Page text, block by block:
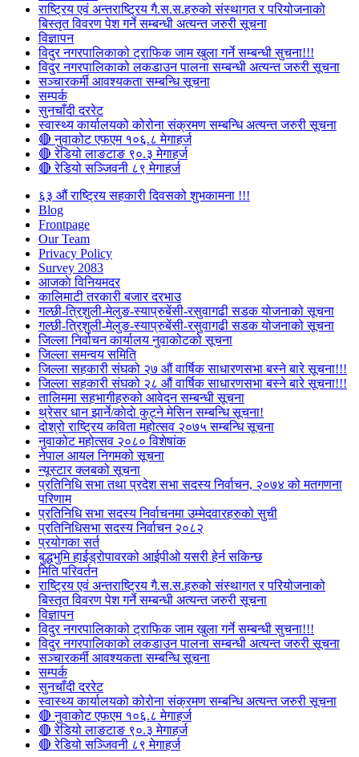
राष्ट्रिय एवं अन्तराष्ट्रिय गै.स.स.हरुको संस्थागत र परियोजनाको
बिस्तृत विवरण पेश गर्ने सम्बन्धी अत्यन्त जरुरी सूचना
विज्ञापन
विदुर नगरपालिकाको ट्राफिक जाम खुला गर्ने सम्बन्धी सुचना!!!
विदुर नगरपालिकाको लकडाउन पालना सम्बन्धी अत्यन्त जरुरी सूचना
सञ्चारकर्मी आवश्यकता सम्बन्धि सूचना
सम्पर्क
सुनचाँदी दररेट
स्वास्थ्य कार्यालयको कोरोना संक्रमण सम्बन्धि अत्यन्त जरुरी सूचना
🔴 नुवाकोट एफएम १०६.८ मेगाहर्ज
🔴 रेडियो लाङटाङ ९०.३ मेगाहर्ज
🔴 रेडियो सञ्जिवनी ८९ मेगाहर्ज
६३ औं राष्ट्रिय सहकारी दिवसको शुभकामना !!!
Blog
Frontpage
Our Team
Privacy Policy
Survey 2083
आजकाे विनियमदर
कालिमाटी तरकारी बजार दरभाउ
गल्छी-त्रिशुली-मेलुङ-स्याप्रुबेंसी-रसुवागढी सडक योजनाको सूचना
गल्छी-त्रिशुली-मेलुङ-स्याप्रुबेंसी-रसुवागढी सडक योजनाको सूचना
जिल्ला निर्वाचन कार्यालय नुवाकोटको सूचना
जिल्ला समन्वय समिति
जिल्ला सहकारी संघको २७ औं वार्षिक साधारणसभा बस्ने बारे सूचना!!!
जिल्ला सहकारी संघको २८ औं वार्षिक साधारणसभा बस्ने बारे सूचना!!!
तालिममा सहभागीहरुको आवेदन सम्बन्धी सूचना
थ्रेसर धान झार्ने/काेदाे कुट्ने मेसिन सम्बन्धि सूचना!
दोश्रो राष्ट्रिय कविता महोत्सव २०७५ सम्बन्धि सूचना
नुवाकोट महोत्सव २०८० विशेषांक
नेपाल आयल निगमको सूचना
न्यूस्टार क्लबको सूचना
प्रतिनिधि सभा तथा प्रदेश सभा सदस्य निर्वाचन, २०७४ को मतगणना
परिणाम
प्रतिनिधि सभा सदस्य निर्वाचनमा उम्मेदवारहरुको सुची
प्रतिनिधिसभा सदस्य निर्वाचन २०८२
प्रयोगका सर्त
बुद्धभुमि हाईड्रोपावरको आईपीओ यसरी हेर्न सकिन्छ
मिति परिवर्तन
राष्ट्रिय एवं अन्तराष्ट्रिय गै.स.स.हरुको संस्थागत र परियोजनाको
बिस्तृत विवरण पेश गर्ने सम्बन्धी अत्यन्त जरुरी सूचना
विज्ञापन
विदुर नगरपालिकाको ट्राफिक जाम खुला गर्ने सम्बन्धी सुचना!!!
विदुर नगरपालिकाको लकडाउन पालना सम्बन्धी अत्यन्त जरुरी सूचना
सञ्चारकर्मी आवश्यकता सम्बन्धि सूचना
सम्पर्क
सुनचाँदी दररेट
स्वास्थ्य कार्यालयको कोरोना संक्रमण सम्बन्धि अत्यन्त जरुरी सूचना
🔴 नुवाकोट एफएम १०६.८ मेगाहर्ज
🔴 रेडियो लाङटाङ ९०.३ मेगाहर्ज
🔴 रेडियो सञ्जिवनी ८९ मेगाहर्ज